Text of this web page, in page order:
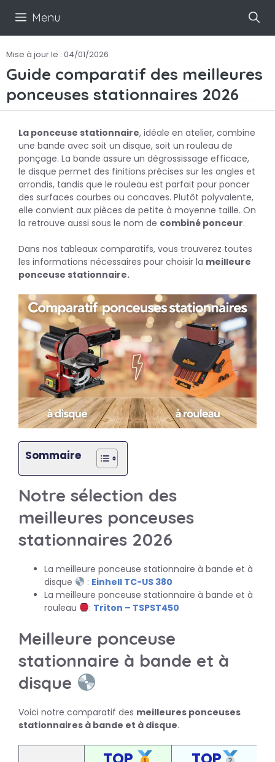
Menu
Mise à jour le : 04/01/2026
Guide comparatif des meilleures
ponceuses stationnaires 2026
La ponceuse stationnaire, idéale en atelier, combine
une bande avec soit un disque, soit un rouleau de
ponçage. La bande assure un dégrossissage efficace,
le disque permet des finitions précises sur les angles et
arrondis, tandis que le rouleau est parfait pour poncer
des surfaces courbes ou concaves. Plutôt polyvalente,
elle convient aux pièces de petite à moyenne taille. On
la retrouve aussi sous le nom de combiné ponceur.
Dans nos tableaux comparatifs, vous trouverez toutes
les informations nécessaires pour choisir la meilleure
ponceuse stationnaire.
Sommaire
Notre sélection des
meilleures ponceuses
stationnaires 2026
La meilleure ponceuse stationnaire à bande et à
disque
: Einhell TC-US 380
La meilleure ponceuse stationnaire à bande et à
rouleau
: Triton – TSPST450
Meilleure ponceuse
stationnaire à bande et à
disque
Voici notre comparatif des meilleures ponceuses
stationnaires à bande et à disque.